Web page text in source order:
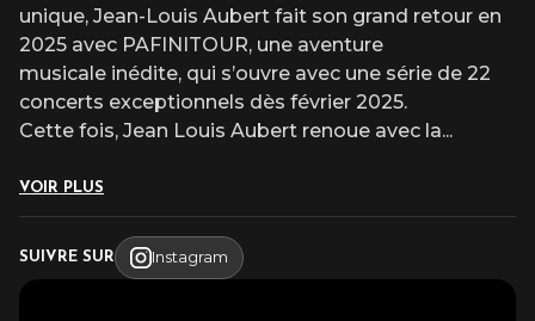
unique, Jean-Louis Aubert fait son grand retour en
2025 avec PAFINITOUR, une aventure
musicale inédite, qui s’ouvre avec une série de 22
concerts exceptionnels dès février 2025.
Cette fois, Jean Louis Aubert renoue avec la...
VOIR PLUS
SUIVRE SUR Instagram